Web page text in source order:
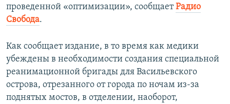
проведенной «оптимизации», сообщаетРадио
Свобода.
Как сообщает издание, в то время как медики
убеждены в необходимости создания специальной
реанимационной бригады для Васильевского
острова, отрезанного от города по ночам из-за
поднятых мостов, в отделении, наоборот,